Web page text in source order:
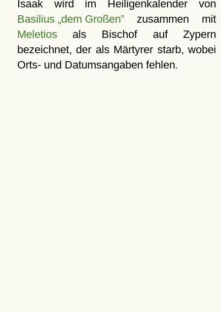
Isaak wird im Heiligenkalender von
Basilius „dem Großen”zusammen mit
Meletiosals Bischof auf Zypern
bezeichnet, der als Märtyrer starb, wobei
Orts- und Datumsangaben fehlen.